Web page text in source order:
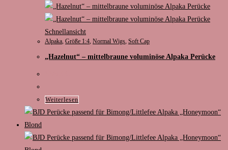
Schnellansicht
Alpaka, Größe 1:4, Normal Wigs, Soft Cap
„Hazelnut“ – mittelbraune voluminöse Alpaka Perücke
Weiterlesen